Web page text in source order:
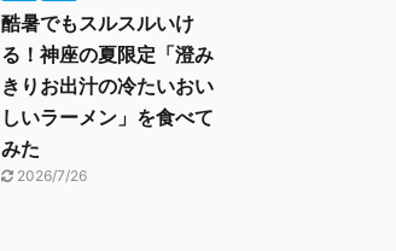
酷暑でもスルスルいけ
る！神座の夏限定「澄み
きりお出汁の冷たいおい
しいラーメン」を食べて
みた
2026/7/26